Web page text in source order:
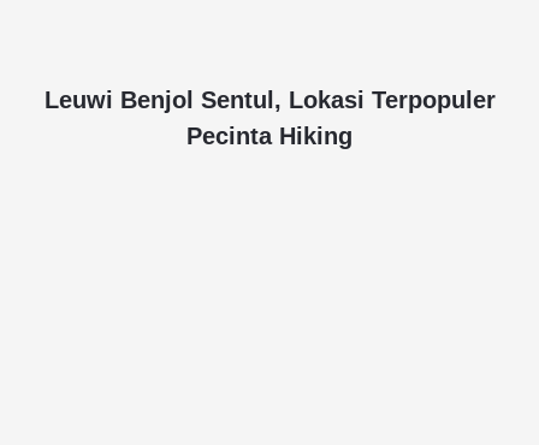
Leuwi Benjol Sentul, Lokasi Terpopuler
Pecinta Hiking